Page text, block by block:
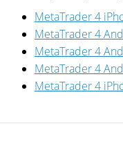
MetaTrader 4
MetaTrader 4
MetaTrader 4
MetaTrader 4
MetaTrader 4